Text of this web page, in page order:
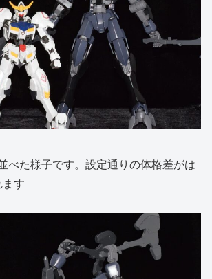
べた様子です。設定通りの体格差がは
す